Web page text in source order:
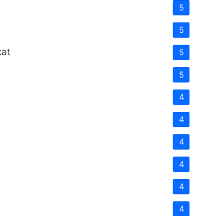
5
5
5
5
4
4
4
4
4
4